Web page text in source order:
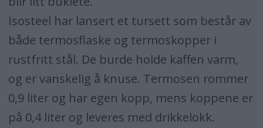
Isosteel har lansert et tursett som består av
både termosflaske og termoskopper i
rustfritt stål. De burde holde kaffen varm,
og er vanskelig å knuse. Termosen rommer
0,9 liter og har egen kopp, mens koppene er
på 0,4 liter og leveres med drikkelokk.